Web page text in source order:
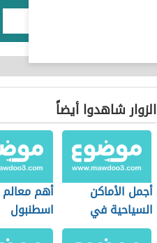
الزوار شاهدوا أيضاً
أجمل الأماكن
السياحية في
إسطنبول
أهم معالم
اسطنبول